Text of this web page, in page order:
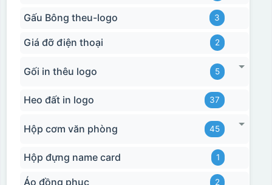
Gấu Bông theu-logo 3
Giá đỡ điện thoại 2
Gối in thêu logo 5
Heo đất in logo 37
Hộp cơm văn phòng 45
Hộp đựng name card 1
Áo đồng phục 2